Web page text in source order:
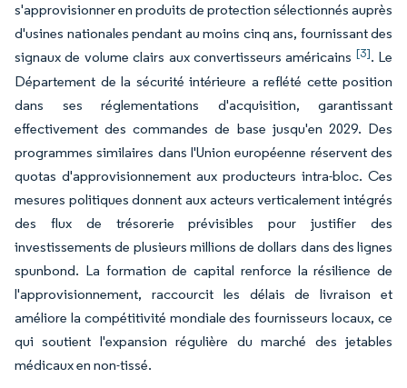
s'approvisionner en produits de protection sélectionnés auprès
d'usines nationales pendant au moins cinq ans, fournissant des
signaux de volume clairs aux convertisseurs américains [3]. Le
Département de la sécurité intérieure a reflété cette position
dans ses réglementations d'acquisition, garantissant
effectivement des commandes de base jusqu'en 2029. Des
programmes similaires dans l'Union européenne réservent des
quotas d'approvisionnement aux producteurs intra-bloc. Ces
mesures politiques donnent aux acteurs verticalement intégrés
des flux de trésorerie prévisibles pour justifier des
investissements de plusieurs millions de dollars dans des lignes
spunbond. La formation de capital renforce la résilience de
l'approvisionnement, raccourcit les délais de livraison et
améliore la compétitivité mondiale des fournisseurs locaux, ce
qui soutient l'expansion régulière du marché des jetables
médicaux en non-tissé.